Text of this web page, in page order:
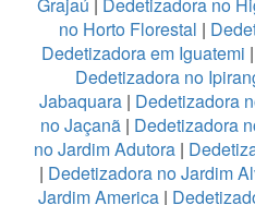
no Horto Florestal |
Dedetizadora em Iguatemi |
Dedetizadora no
Jabaquara | Dedetizadora
no Jaçanã | Dedetizadora
no Jardim Adutora |
| Dedetizadora no Jardim
Jardim America |